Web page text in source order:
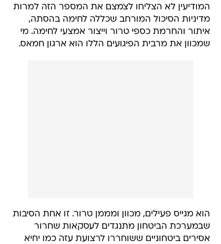
המודיעין לא הצליחו לצמצם את המספר הזה למרות
מדיניות הסיכול המורחב שכללה לחימה בהסתה,
איתור והחרמת כספי טרור וייצור אמצעי לחימה. מי
שמכוון את מרבית הפיגועים הללו הוא ארגון חמאס.
הוא מגייס פעילים, מכוון ומממן טרור. זו אחת הסיבות
שבמערכת הביטחון מתנגדים לעסקאות שחרור
אסירים ביטחוניים ששוחררו לרצועת עזה כמו יחיא